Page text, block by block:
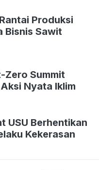
Produksi
Bisnis Sawit
Zero Summit
Nyata Iklim
USU Berhentikan
Kekerasan